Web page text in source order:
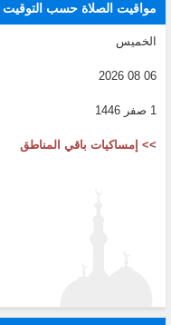
مواقيت الصلاة حسب
الخميس
06 08 2026
1 صفر 1446
>> إمساكيات باقي المناطق